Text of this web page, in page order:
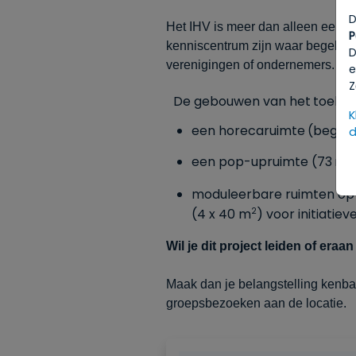
Het IHV is meer dan alleen een
kenniscentrum zijn waar
verenigingen of ondernemers.
De gebouwen van het
een horecaruimte
een pop-upruimte (73 m
moduleerbare ruimten op
(4 x 40 m2 ) voor
Wil je dit project leiden of
Maak dan je belangstelling
groepsbezoeken aan de locatie.